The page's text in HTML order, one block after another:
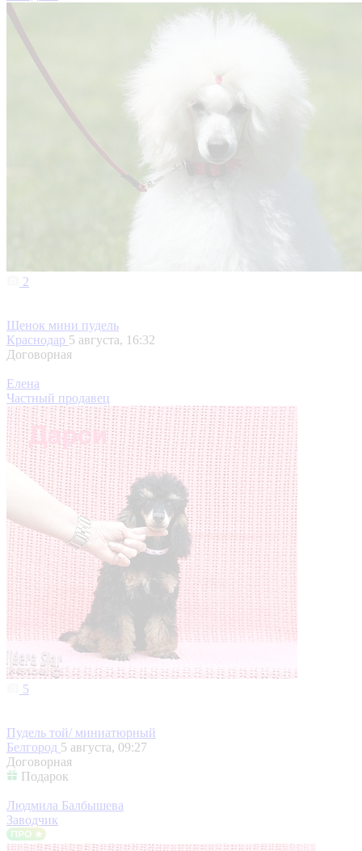
2
Щенок мини пудель
Краснодар 5 августа, 16:32
Договорная
Елена
Частный продавец
5
Пудель той/ миниатюрный
Белгород 5 августа, 09:27
Договорная
Подарок
Людмила Балбышева
Заводчик